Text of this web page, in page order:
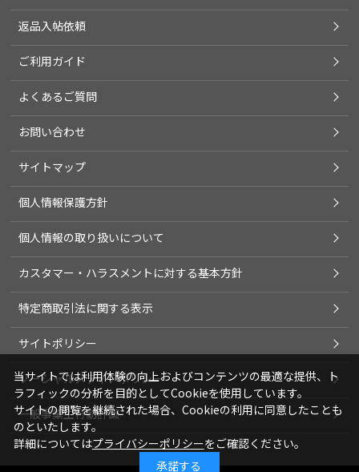
返品入帖依頼
ご利用ガイド
よくあるご質問
お問い合わせ
サイトマップ
個人情報保護方針
個人情報の取り扱いについて
カスタマー・ハラスメントに対する基本方針
特定商取引法に関する表示
サイトポリシー
ソーシャルメディアポリシー
一般事業主行動計画
当サイトでは利用体験の向上およびコンテンツの最適な提供、ト
ラフィックの分析を目的としてCookieを使用しています。
サイトの閲覧を継続された場合、Cookieの利用に同意したことも
のといたします。
詳細についてはプライバシーポリシーをご確認ください。
承諾する